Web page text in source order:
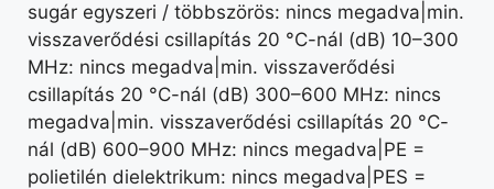
sugár egyszeri / többszörös: nincs megadva|min.
visszaverődési csillapítás 20 °C-nál (dB) 10–300
MHz: nincs megadva|min. visszaverődési
csillapítás 20 °C-nál (dB) 300–600 MHz: nincs
megadva|min. visszaverődési csillapítás 20 °C-
nál (dB) 600–900 MHz: nincs megadva|PE =
polietilén dielektrikum: nincs megadva|PES =